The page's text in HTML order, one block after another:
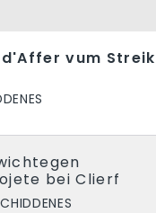
vum Streik
bei Clierf